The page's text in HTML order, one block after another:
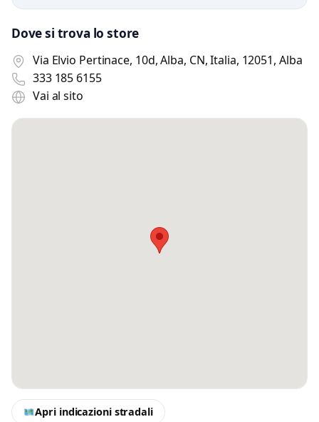
Dove si trova lo store
Via Elvio Pertinace, 10d, Alba, CN, Italia, 12051, Alba
333 185 6155
Vai al sito
Apri indicazioni stradali
Scrivi a Ma vie
Accetto l’informativa privacy